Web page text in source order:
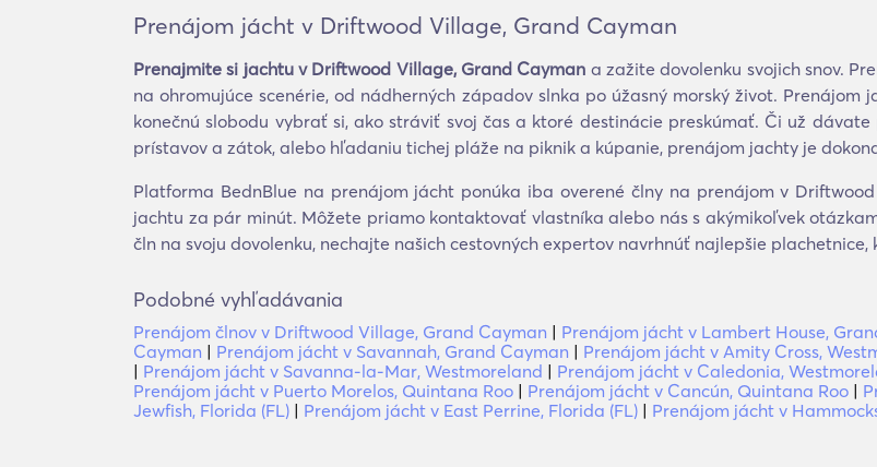
Prenájom jácht v Driftwood Village, Grand Cayman
Prenajmite si jachtu v Driftwood Village, Grand Cayman a zažite dovolenku svojich snov.
na ohromujúce scenérie, od nádherných západov slnka po úžasný morský život.
konečnú slobodu vybrať si, ako stráviť svoj čas a ktoré destinácie preskúmať. Či už
prístavov a zátok, alebo hľadaniu tichej pláže na piknik a kúpanie, prenájom jachty je
Platforma BednBlue na prenájom jácht ponúka iba overené člny na prenájom v
jachtu za pár minút. Môžete priamo kontaktovať vlastníka alebo nás s akýmikoľvek
čln na svoju dovolenku, nechajte našich cestovných expertov navrhnúť najlepšie
Podobné vyhľadávania
Prenájom člnov v Driftwood Village, Grand Cayman | Prenájom jácht v Lambert House,
Cayman | Prenájom jácht v Savannah, Grand Cayman | Prenájom jácht v Amity Cross,
| Prenájom jácht v Savanna-la-Mar, Westmoreland | Prenájom jácht v Caledonia,
Prenájom jácht v Puerto Morelos, Quintana Roo | Prenájom jácht v Cancún, Quintana Roo |
Jewfish, Florida (FL) | Prenájom jácht v East Perrine, Florida (FL) | Prenájom jácht v